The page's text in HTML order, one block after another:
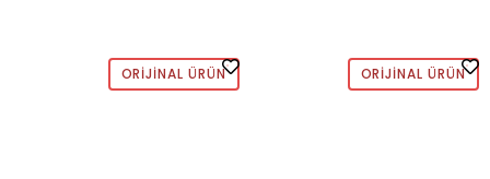
ORIJINAL ÜRÜN ORIJINAL ÜRÜN